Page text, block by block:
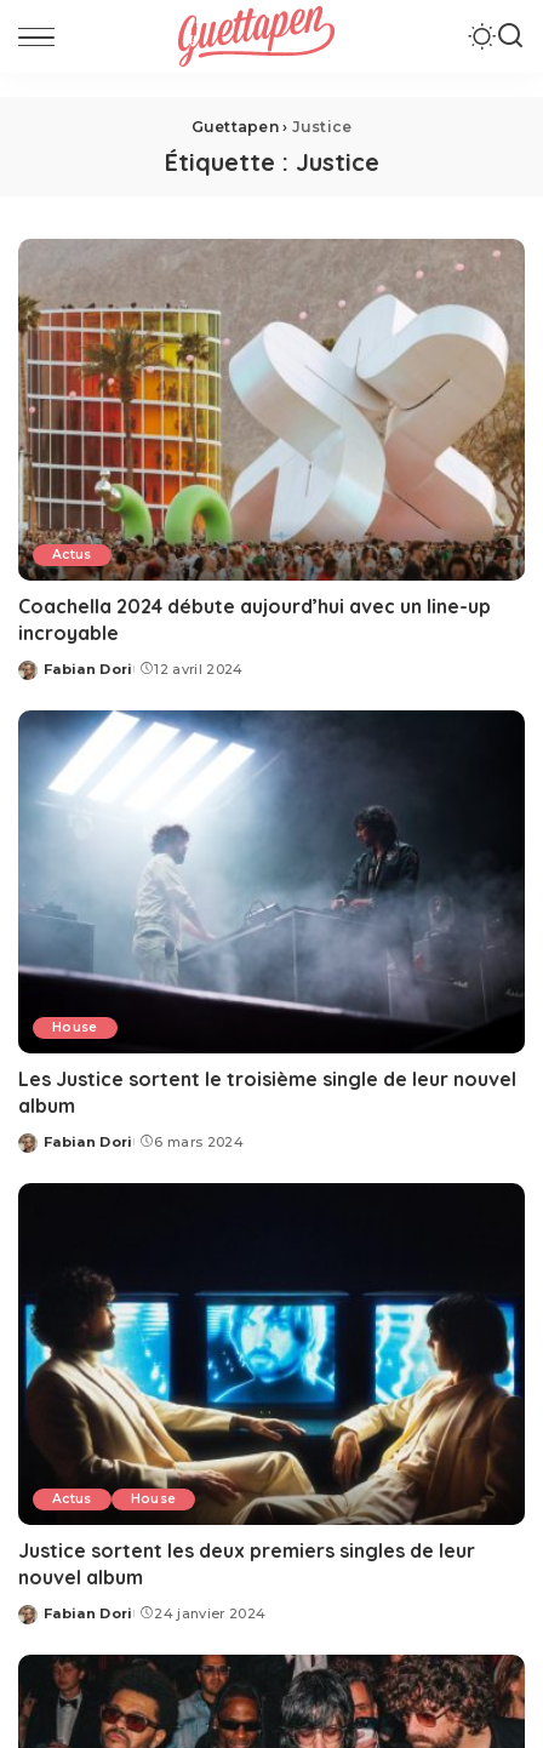
Guettapen› Justice
Étiquette : Justice
Actus
Coachella 2024 débute aujourd’hui avec un line-up
incroyable
Posted
Fabian Dori 12 avril 2024
House
Les Justice sortent le troisième single de leur nouvel
album
Posted
Fabian Dori 6 mars 2024
Actus House
Justice sortent les deux premiers singles de leur
nouvel album
Posted
Fabian Dori 24 janvier 2024